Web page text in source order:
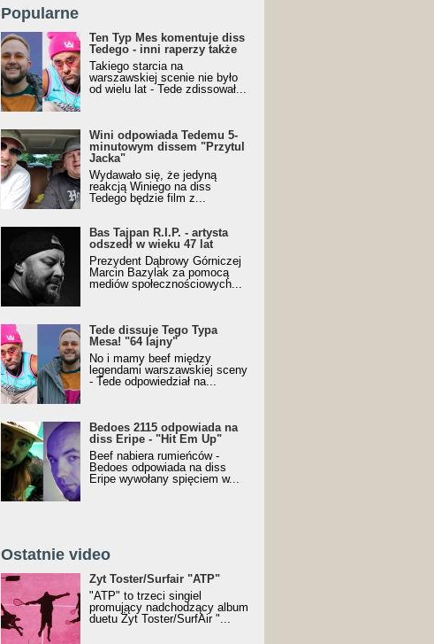
Popularne
Ten Typ Mes komentuje diss
Tedego - inni raperzy także
Takiego starcia na
warszawskiej scenie nie było
od wielu lat - Tede zdissował...
Wini odpowiada Tedemu 5-
minutowym dissem "Przytul
Jacka"
Wydawało się, że jedyną
reakcją Winiego na diss
Tedego będzie film z...
Bas Tajpan R.I.P. - artysta
odszedł w wieku 47 lat
Prezydent Dąbrowy Górniczej
Marcin Bazylak za pomocą
mediów społecznościowych...
Tede dissuje Tego Typa
Mesa! "64 lajny"
No i mamy beef między
legendami warszawskiej sceny
- Tede odpowiedział na...
Bedoes 2115 odpowiada na
diss Eripe - "Hit Em Up"
Beef nabiera rumieńców -
Bedoes odpowiada na diss
Eripe wywołany spięciem w...
Ostatnie video
Żyt Toster/SurfAir - ATP VIDEO
Żyt Toster/Surfair "ATP"
"ATP" to trzeci singiel
promujący nadchodzący album
duetu Żyt Toster/SurfAir "...